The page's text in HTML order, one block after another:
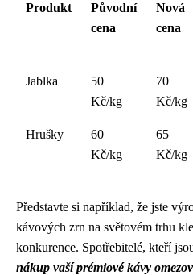
Produkt
Původní
cena
Nová
cena
Jablka
50
Kč/kg
70
Kč/kg
Hrušky
60
Kč/kg
65
Kč/kg
Představte si například, že jste
kávových zrn na světovém trhu
konkurence. Spotřebitelé, kteří
nákup vaší prémiové kávy